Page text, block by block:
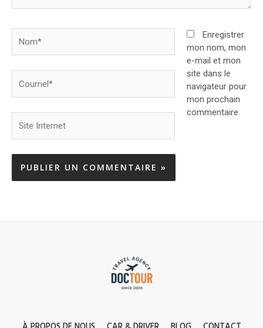
Internet
Enregistrer
mon nom, mon
e-mail et mon
site dans le
navigateur pour
mon prochain
commentaire.